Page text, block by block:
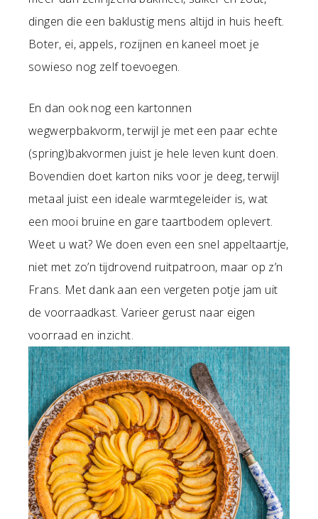
dingen die een baklustig mens altijd in huis heeft.
Boter, ei, appels, rozijnen en kaneel moet je
sowieso nog zelf toevoegen.
En dan ook nog een kartonnen
wegwerpbakvorm, terwijl je met een paar echte
(spring)bakvormen juist je hele leven kunt doen.
Bovendien doet karton niks voor je deeg, terwijl
metaal juist een ideale warmtegeleider is, wat
een mooi bruine en gare taartbodem oplevert.
Weet u wat? We doen even een snel appeltaartje,
niet met zo’n tijdrovend ruitpatroon, maar op z’n
Frans. Met dank aan een vergeten potje jam uit
de voorraadkast. Varieer gerust naar eigen
voorraad en inzicht.